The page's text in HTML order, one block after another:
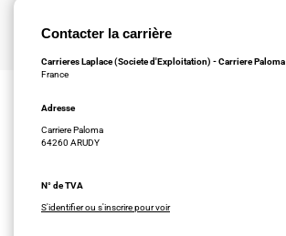
Contacter la carrière
Carrieres Laplace (Societe d'Exploitation) - Carriere Paloma
France
Adresse
Carriere Paloma
64260 ARUDY
N° de TVA
S'identifier ou s'inscrire pour voir